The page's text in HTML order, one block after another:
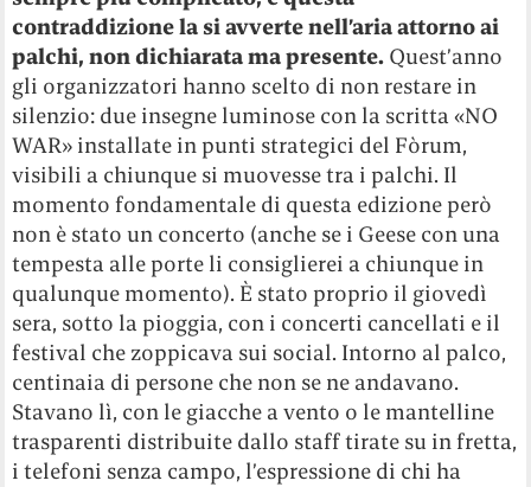
contraddizione la si avverte nell’aria attorno ai
palchi, non dichiarata ma presente. Quest’anno
gli organizzatori hanno scelto di non restare in
silenzio: due insegne luminose con la scritta «NO
WAR» installate in punti strategici del Fòrum,
visibili a chiunque si muovesse tra i palchi. Il
momento fondamentale di questa edizione però
non è stato un concerto (anche se i Geese con una
tempesta alle porte li consiglierei a chiunque in
qualunque momento). È stato proprio il giovedì
sera, sotto la pioggia, con i concerti cancellati e il
festival che zoppicava sui social. Intorno al palco,
centinaia di persone che non se ne andavano.
Stavano lì, con le giacche a vento o le mantelline
trasparenti distribuite dallo staff tirate su in fretta,
i telefoni senza campo, l’espressione di chi ha